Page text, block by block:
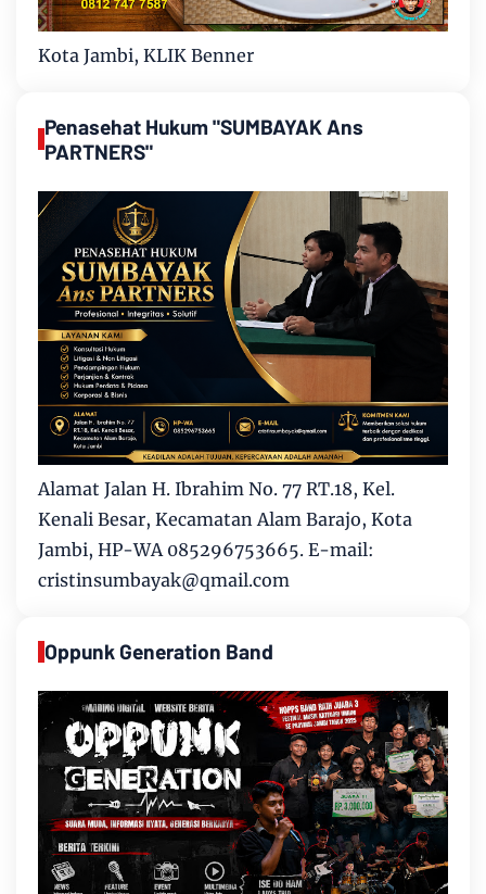
Kota Jambi, KLIK Benner
Penasehat Hukum "SUMBAYAK Ans
PARTNERS"
Alamat Jalan H. Ibrahim No. 77 RT.18, Kel.
Kenali Besar, Kecamatan Alam Barajo, Kota
Jambi, HP-WA 085296753665. E-mail:
cristinsumbayak@qmail.com
Oppunk Generation Band